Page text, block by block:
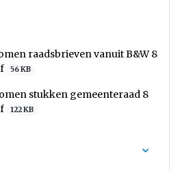
raadsbrieven vanuit B&W 8
56 KB
stukken gemeenteraad 8
122 KB